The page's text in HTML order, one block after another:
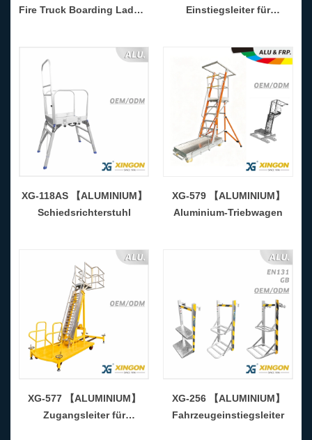
Fire Truck Boarding Ladder
Einstiegsleiter für
XG-118AS 【ALUMINIUM】
Schiedsrichterstuhl
XG-579 【ALUMINIUM】
Aluminium-Triebwagen
XG-577 【ALUMINIUM】
Zugangsleiter für
XG-256 【ALUMINIUM】
Fahrzeugeinstiegsleiter